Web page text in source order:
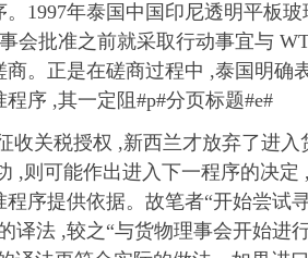
。1997年泰国中国印尼透明平板
会批准之前就采取行动事宜与
商。正是在磋商过程中 ,泰国明确
序 ,其一定阻#p#分页标题#e#
收关税授权 ,新西兰才放弃了进
,则可能作出进入下一程序的决
程序提供依据。故笔者“开始尝试
译法 ,较之“与货物理事会开始进